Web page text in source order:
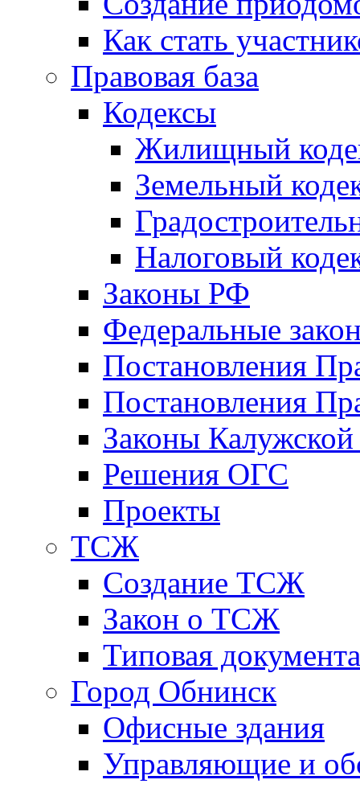
Как стать
Правовая база
Кодексы
Жилищный
Земельный
Налоговый
Законы РФ
Федеральные
Постановления
Постановления
Законы Калужской
Решения ОГС
Проекты
ТСЖ
Создание ТСЖ
Закон о ТСЖ
Типовая
Город Обнинск
Офисные здания
Управляющие и